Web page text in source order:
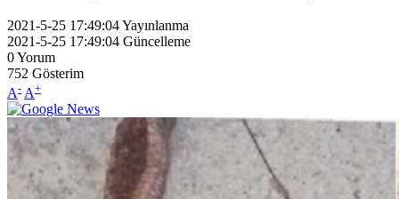
2021-5-25 17:49:04Yayınlanma
2021-5-25 17:49:04 Güncelleme
0Yorum
752 Gösterim
A- A+